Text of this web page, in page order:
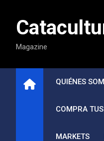
contenido
Magazine
QUIÉNES
COMPRA
MARKETS